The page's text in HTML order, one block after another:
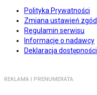
Polityka Prywatności
Zmiana ustawień zgód
Regulamin serwisu
Informacje o nadawcy
Deklaracja dostępności
REKLAMA I PRENUMERATA